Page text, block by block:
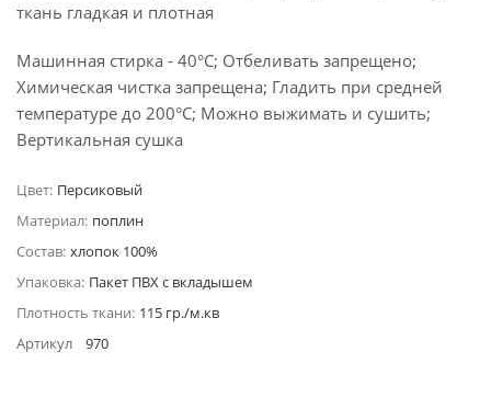
ткань гладкая и плотная
Машинная стирка - 40°C; Отбеливать запрещено;
Химическая чистка запрещена; Гладить при средней
температуре до 200°С; Можно выжимать и сушить;
Вертикальная сушка
Цвет: Персиковый
Материал: поплин
Состав: хлопок 100%
Упаковка: Пакет ПВХ с вкладышем
Плотность ткани: 115 гр./м.кв
Артикул
970